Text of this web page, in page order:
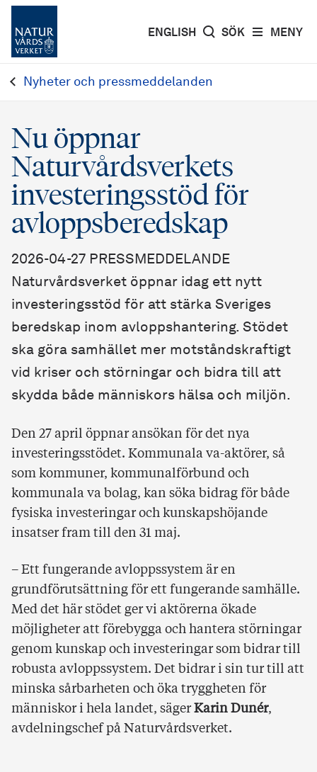
MENY
ENGLISH SÖK
Nyheter och pressmeddelanden
Nu öppnar
Naturvårdsverkets
investeringsstöd för
avloppsberedskap
2026-04-27 PRESSMEDDELANDE
Naturvårdsverket öppnar idag ett nytt
investeringsstöd för att stärka Sveriges
beredskap inom avloppshantering. Stödet
ska göra samhället mer motståndskraftigt
vid kriser och störningar och bidra till att
skydda både människors hälsa och miljön.
Den 27 april öppnar ansökan för det nya
investeringsstödet. Kommunala va-aktörer, så
som kommuner, kommunalförbund och
kommunala va bolag, kan söka bidrag för både
fysiska investeringar och kunskapshöjande
insatser fram till den 31 maj.
– Ett fungerande avloppssystem är en
grundförutsättning för ett fungerande samhälle.
Med det här stödet ger vi aktörerna ökade
möjligheter att förebygga och hantera störningar
genom kunskap och investeringar som bidrar till
robusta avloppssystem. Det bidrar i sin tur till att
minska sårbarheten och öka tryggheten för
människor i hela landet, sägerKarin Dunér,
avdelningschef på Naturvårdsverket.